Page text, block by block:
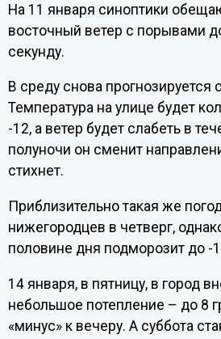
На 11 января синоптики
восточный ветер с порывами
секунду.
В среду снова прогнозируется
Температура на улице будет
-12, а ветер будет слабеть в
полуночи он сменит
стихнет.
Приблизительно такая же
нижегородцев в четверг,
половине дня подморозит до -
14 января, в пятницу, в город
небольшое потепление – до 8
«минус» к вечеру. А суббота